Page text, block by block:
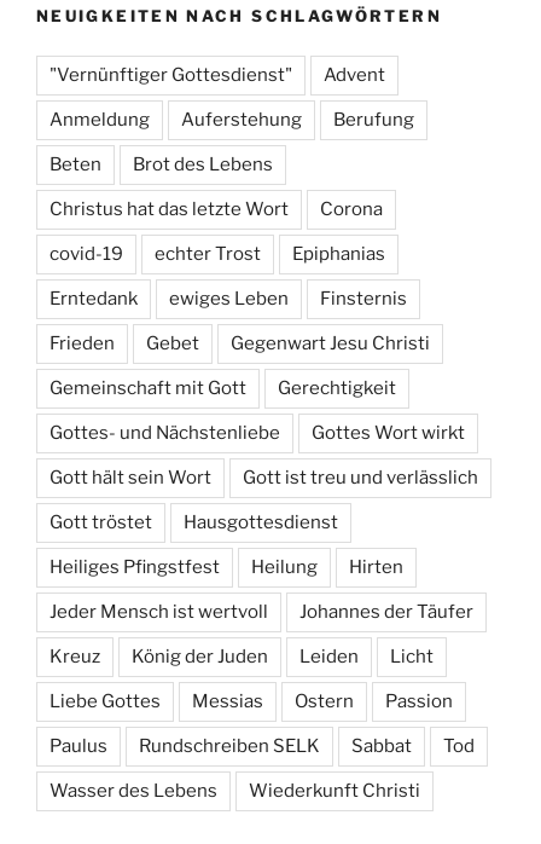
NEUIGKEITEN NACH SCHLAGWÖRTERN
"Vernünftiger Gottesdienst" Advent
Anmeldung Auferstehung Berufung
Beten Brot des Lebens
Christus hat das letzte Wort Corona
covid-19 echter Trost Epiphanias
Erntedank ewiges Leben Finsternis
Frieden Gebet Gegenwart Jesu Christi
Gemeinschaft mit Gott Gerechtigkeit
Gottes- und Nächstenliebe Gottes Wort wirkt
Gott hält sein Wort Gott ist treu und verlässlich
Gott tröstet Hausgottesdienst
Heiliges Pfingstfest Heilung Hirten
Jeder Mensch ist wertvoll Johannes der Täufer
Kreuz König der Juden Leiden Licht
Liebe Gottes Messias Ostern Passion
Paulus Rundschreiben SELK Sabbat Tod
Wasser des Lebens Wiederkunft Christi